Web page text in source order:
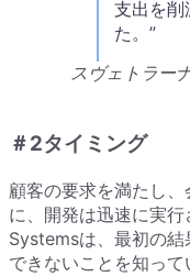
支出を削
た。
スヴェトラー
＃2タイミング
顧客の要求を満たし
に、開発は迅速に実
Systemsは、最初の
できないことを知って